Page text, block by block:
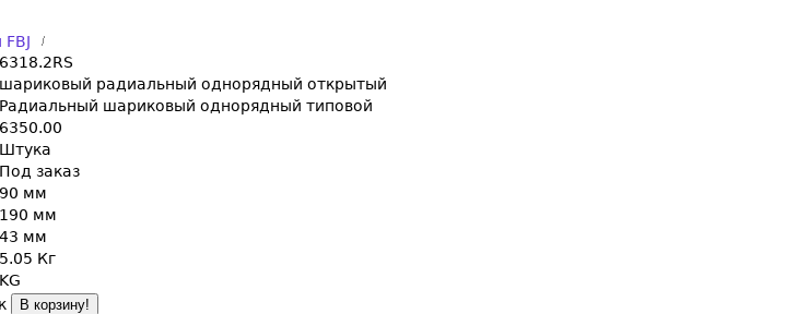
6318.2RS
шариковый радиальный однорядный открытый
Радиальный шариковый однорядный типовой
6350.00
Штука
Под заказ
90 мм
190 мм
43 мм
5.05 Кг
KG
В корзину!